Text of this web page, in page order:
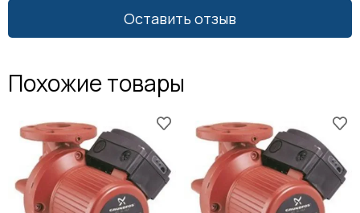
Оставить отзыв
Похожие товары